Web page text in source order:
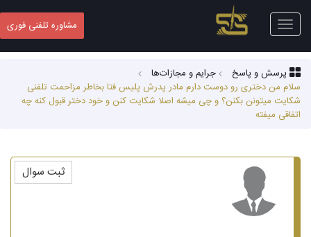
Toggle
navigation
مشاوره تلفنی فوری
پرسش و پاسخ
جرایم و مجازات‌ها
سلام من دختری رو دوست دارم مادر پدرش پلیس فتا بخاطر مزاحمت تلفنی
شکایت میتونن بکنن؟ و چی میشه اصلا شکایت کنن و خود دختر قبول کنه چه
اتفاقی میفته
ثبت سوال